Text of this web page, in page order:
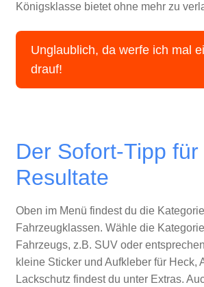
Königsklasse bietet ohne mehr zu
Unglaublich, da werfe ich mal
drauf!
Der Sofort-Tipp
Resultate
Oben im Menü findest du die
Fahrzeugklassen. Wähle die
Fahrzeugs, z.B. SUV oder
kleine Sticker und Aufkleber für Heck,
Lackschutz findest du unter Extras.